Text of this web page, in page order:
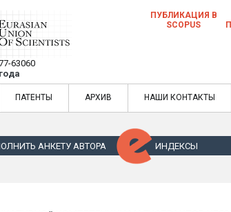
— публикация научных
журнале
63060
статей в ежемесячном научном журнале
ПУБЛИКАЦИЯ В
SCOPUS
ПАТЕНТЫ АРХИВ НАШИ КОНТАКТЫ
АНКЕТУ АВТОРА ИНДЕКСЫ